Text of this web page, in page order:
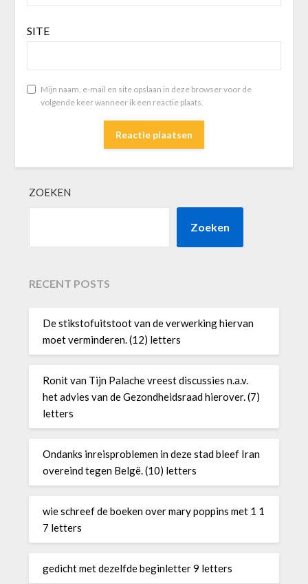
SITE
Mijn naam, e-mail en site opslaan in deze browser voor de
volgende keer wanneer ik een reactie plaats.
ZOEKEN
Zoeken
RECENT POSTS
De stikstofuitstoot van de verwerking hiervan
moet verminderen. (12) letters
Ronit van Tijn Palache vreest discussies n.a.v.
het advies van de Gezondheidsraad hierover. (7)
letters
Ondanks inreisproblemen in deze stad bleef Iran
overeind tegen Belgë. (10) letters
wie schreef de boeken over mary poppins met 1 1
7 letters
gedicht met dezelfde beginletter 9 letters